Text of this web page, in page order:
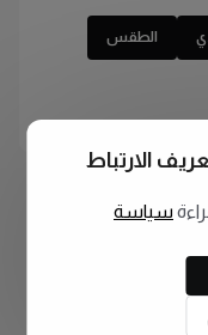
الطقس
الارتباط
سياسة